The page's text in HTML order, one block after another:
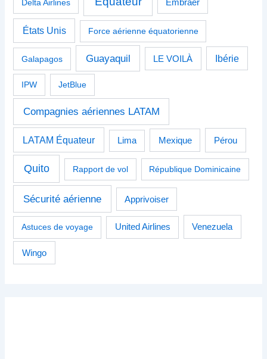
Delta Airlines Embraer
États Unis Force aérienne équatorienne
Galapagos Guayaquil LE VOILÀ Ibérie
IPW JetBlue
Compagnies aériennes LATAM
LATAM Équateur Lima Mexique Pérou
Quito Rapport de vol République Dominicaine
Sécurité aérienne Apprivoiser
Astuces de voyage United Airlines Venezuela
Wingo